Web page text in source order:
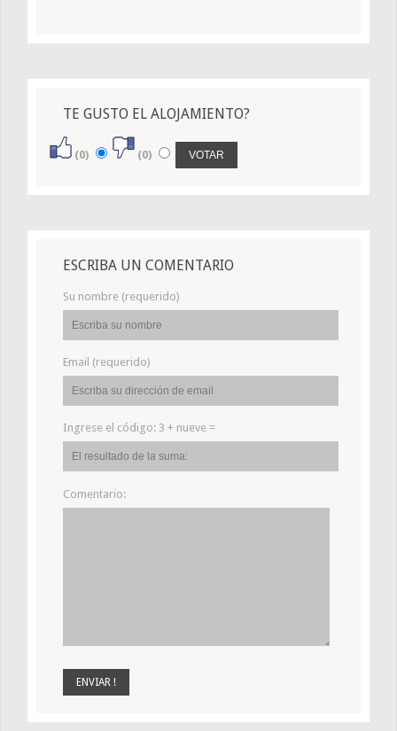
TE GUSTO EL ALOJAMIENTO?
(0) (0)
ESCRIBA UN COMENTARIO
Su nombre (requerido)
Email (requerido)
Ingrese el código: 3 + nueve =
Comentario: